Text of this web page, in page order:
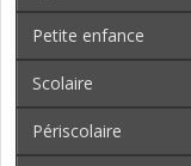
Petite enfance
Scolaire
Périscolaire